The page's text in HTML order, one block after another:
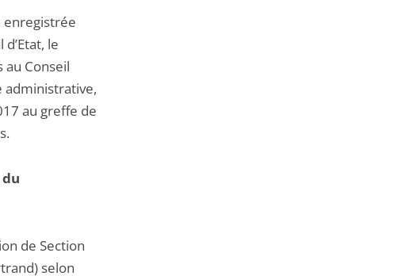
enregistrée
le
Conseil
administrative,
au greffe de
de Section
selon